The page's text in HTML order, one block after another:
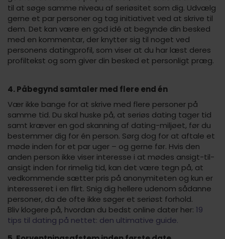
til at søge samme niveau af seriøsitet som dig. Udvælg
gerne et par personer og tag initiativet ved at skrive til
dem. Det kan være en god idé at begynde din besked
med en kommentar, der knytter sig til noget ved
personens datingprofil, som viser at du har læst deres
profiltekst og som giver din besked et personligt præg.
4. Påbegynd samtaler med flere end én
Vær ikke bange for at skrive med flere personer på
samme tid. Du skal huske på, at seriøs dating tager tid
samt kræver en god skanning af dating-miljøet, før du
bestemmer dig for én person. Sørg dog for at aftale et
møde inden for et par uger – og gerne før. Hvis den
anden person ikke viser interesse i at mødes ansigt-til-
ansigt inden for rimelig tid, kan det være tegn på, at
vedkommende sætter pris på anonymiteten og kun er
interesseret i en flirt. Snig dig hellere udenom sådanne
personer, da de ofte ikke søger et seriøst forhold.
Bliv klogere på, hvordan du bedst online dater her: 19
tips til dating på nettet: den ultimative guide.